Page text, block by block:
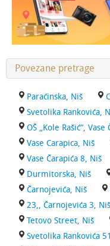
Povezane pretrage
Paraćinska, Niš
Svetolika Rankovića,
OŠ „Kole Rašić“,
Vase Carapica, Niš
Vase Čarapića 8, Niš
Durmitorska, Niš
Čarnojevića, Niš
23,, Čarnojevića 3, Niš
Tetovo Street, Niš
Svetolika Rankovića